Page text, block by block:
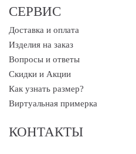
СЕРВИС
Доставка и оплата
Изделия на заказ
Вопросы и ответы
Скидки и Акции
Как узнать размер?
Виртуальная примерка
КОНТАКТЫ